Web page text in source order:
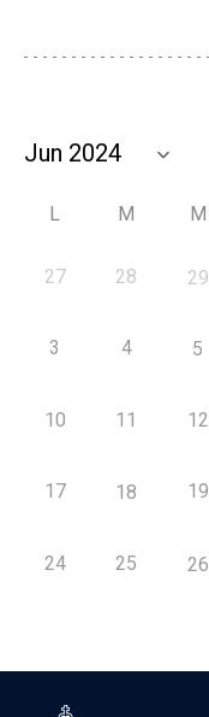
L M M
27 28 29
3 4 5
10 11 12
17 18 19
24 25 26